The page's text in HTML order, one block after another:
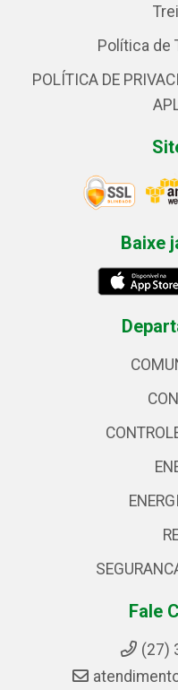
Política de
POLÍTICA DE
Baixe
Fale
(27)